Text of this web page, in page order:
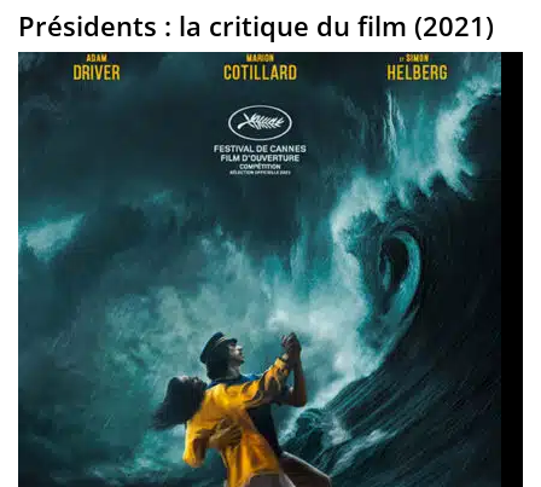
Présidents : la critique du film (2021)